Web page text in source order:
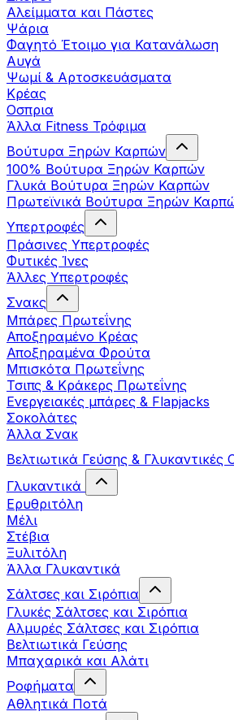
Αλείμματα και Πάστες
Ψάρια
Φαγητό Έτοιμο για Κατανάλωση
Αυγά
Ψωμί & Αρτοσκευάσματα
Κρέας
Οσπρια
Άλλα Fitness Τρόφιμα
Βούτυρα Ξηρών Καρπών
100% Βούτυρα Ξηρών Καρπών
Γλυκά Βούτυρα Ξηρών Καρπών
Πρωτεϊνικά Βούτυρα Ξηρών
Υπερτροφές
Πράσινες Υπερτροφές
Φυτικές Ίνες
Άλλες Υπερτροφές
Σνακς
Μπάρες Πρωτεΐνης
Αποξηραμένο Κρέας
Αποξηραμένα Φρούτα
Μπισκότα Πρωτεΐνης
Τσιπς & Kράκερς Πρωτεΐνης
Ενεργειακές μπάρες & Flapjacks
Σοκολάτες
Άλλα Σνακ
Βελτιωτικά Γεύσης & Γλυκαντικές
Γλυκαντικά
Ερυθριτόλη
Μέλι
Στέβια
Ξυλιτόλη
Άλλα Γλυκαντικά
Σάλτσες και Σιρόπια
Γλυκές Σάλτσες και Σιρόπια
Αλμυρές Σάλτσες και Σιρόπια
Bελτιωτικά Γεύσης
Μπαχαρικά και Αλάτι
Ροφήματα
Αθλητικά Ποτά